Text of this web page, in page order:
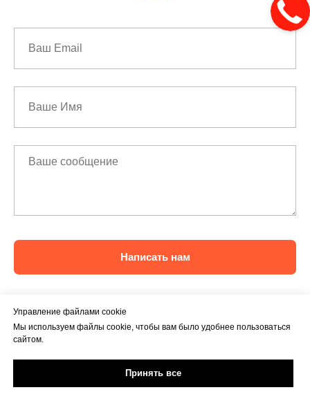
Написать нам
Управление файлами cookie
Мы используем файлы cookie, чтобы вам было удобнее пользоваться
сайтом.
Принять все